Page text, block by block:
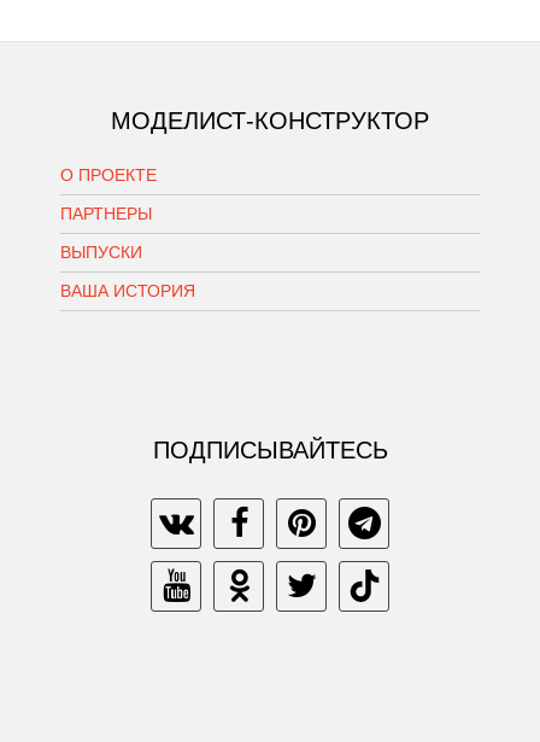
МОДЕЛИСТ-КОНСТРУКТОР
О ПРОЕКТЕ
ПАРТНЕРЫ
ВЫПУСКИ
ВАША ИСТОРИЯ
ПОДПИСЫВАЙТЕСЬ